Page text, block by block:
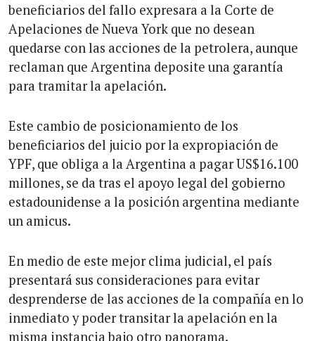
beneficiarios del fallo expresara a la Corte de
Apelaciones de Nueva York que no desean
quedarse con las acciones de la petrolera, aunque
reclaman que Argentina deposite una garantía
para tramitar la apelación.
Este cambio de posicionamiento de los
beneficiarios del juicio por la expropiación de
YPF, que obliga a la Argentina a pagar US$16.100
millones, se da tras el apoyo legal del gobierno
estadounidense a la posición argentina mediante
un amicus.
En medio de este mejor clima judicial, el país
presentará sus consideraciones para evitar
desprenderse de las acciones de la compañía en lo
inmediato y poder transitar la apelación en la
misma instancia bajo otro panorama.